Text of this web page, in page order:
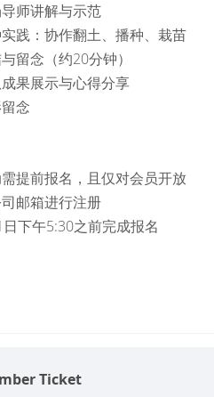
师讲解与示范
践：协作翻土、播种、栽苗
留念（约20分钟）
果展示与心得分享
念
提前报名，且仅对会员开放
邮箱进行注册
下午5:30之前完成报名
Ticket